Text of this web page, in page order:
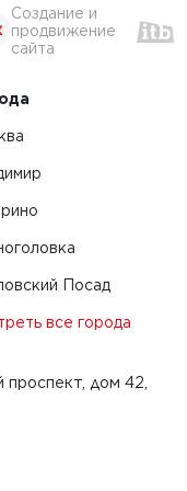
1
Создание и
продвижение
сайта
Посад
все города
проспект, дом 42,